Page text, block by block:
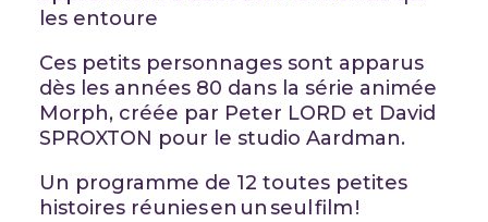
les entoure
Ces petits personnages sont apparus
dès les années 80 dans la série animée
Morph, créée par Peter LORD et David
SPROXTON pour le studio Aardman.
Un programme de 12 toutes petites
histoires réunies en un seul film !